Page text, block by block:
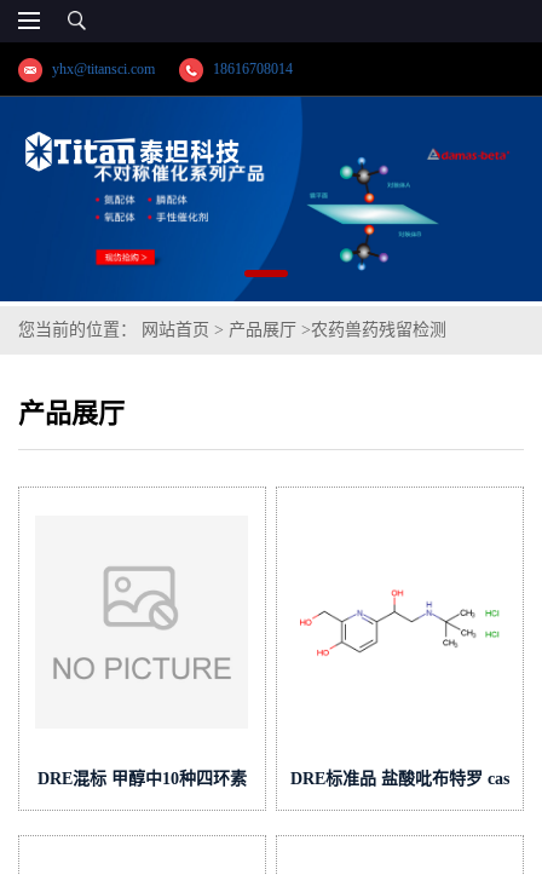
yhx@titansci.com 18616708014
您当前的位置： 网站首页 > 产品展厅 >农药兽药残留检测
产品展厅
DRE混标 甲醇中10种四环素
类兽残检测混标套标
DRE标准品 盐酸吡布特罗 cas
号:38029-10-6 (泰坦现货供